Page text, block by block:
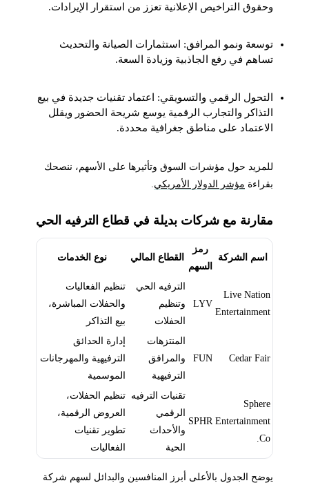
وحقوق التراخيص الإعلانية تعزز من استقرار الإيرادات.
توسعة ونمو المرافق: استثمارات الصيانة والتحديث
تساهم في رفع الجاذبية وزيادة السعة.
التحول الرقمي والتسويقي: اعتماد تقنيات جديدة في بيع
التذاكر والتجارب الرقمية يوسع شريحة الحضور ويقلل
الاعتماد على مناطق جغرافية محددة.
للمزيد حول مؤشرات السوق وتأثيرها على الأسهم، ننصحك
بقراءة مؤشر الدولار الأمريكي .
مقارنة مع شركات بديلة في قطاع الترفيه الحي
اسم الشركة
رمز
السهم
القطاع المالي نوع الخدمات
Live Nation
Entertainment
LYV
الترفيه الحي
وتنظيم
الحفلات
تنظيم الفعاليات
والحفلات المباشرة،
بيع التذاكر
Cedar Fair
FUN
المنتزهات
والمرافق
الترفيهية
إدارة الحدائق
الترفيهية والمهرجانات
الموسمية
Sphere
Entertainment
Co.
SPHR
تقنيات الترفيه
الرقمي
والأحداث
الحية
تنظيم الحفلات،
العروض الرقمية،
تطوير تقنيات
الفعاليات
يوضح الجدول بالأعلى أبرز المنافسين والبدائل لسهم شركة